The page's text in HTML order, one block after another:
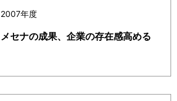
2007年度
メセナの成果、企業の存在感高める